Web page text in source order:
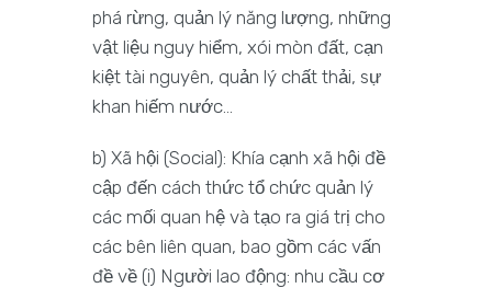
phá rừng, quản lý năng lượng, những
vật liệu nguy hiểm, xói mòn đất, cạn
kiệt tài nguyên, quản lý chất thải, sự
khan hiếm nước…
b) Xã hội (Social): Khía cạnh xã hội đề
cập đến cách thức tổ chức quản lý
các mối quan hệ và tạo ra giá trị cho
các bên liên quan, bao gồm các vấn
đề về (i) Người lao động: nhu cầu cơ